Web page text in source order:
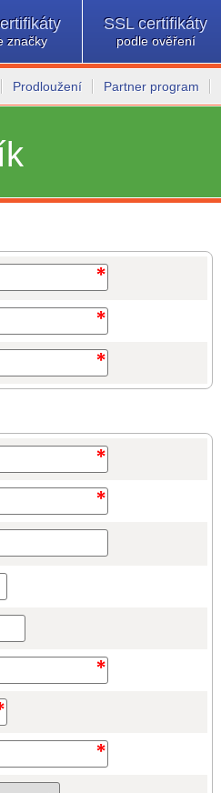
značky
SSL certifikáty
podle ověření
Prodloužení Partner program